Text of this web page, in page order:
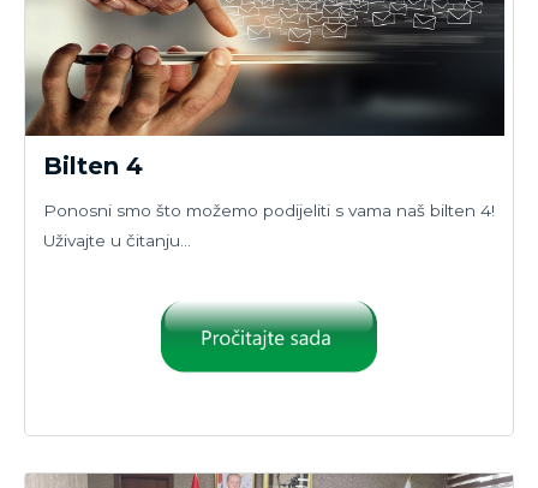
Bilten 4
Ponosni smo što možemo podijeliti s vama naš bilten 4!
Uživajte u čitanju…